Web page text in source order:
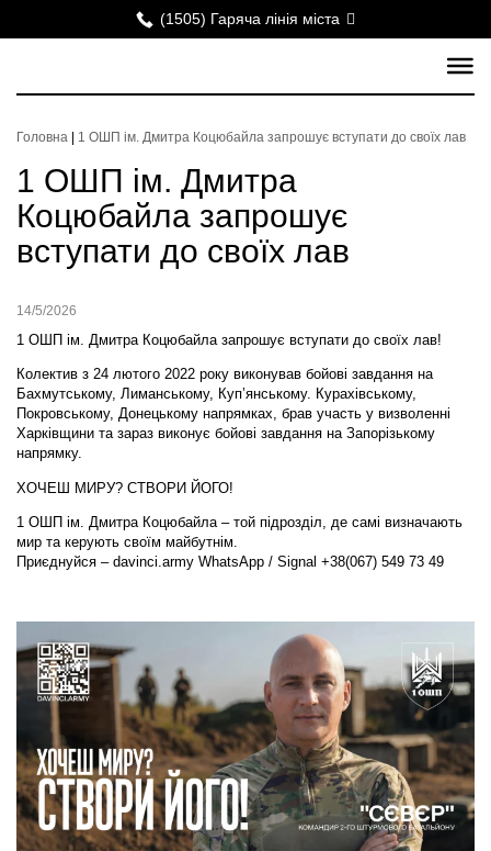
(1505) Гаряча лінія міста
Головна 1 ОШП ім. Дмитра Коцюбайла запрошує вступати до своїх лав
1 ОШП ім. Дмитра
Коцюбайла запрошує
вступати до своїх лав
14/5/2026
1 ОШП ім. Дмитра Коцюбайла запрошує вступати до своїх лав!
Колектив з 24 лютого 2022 року виконував бойові завдання на
Бахмутському, Лиманському, Куп’янському. Курахівському,
Покровському, Донецькому напрямках, брав участь у визволенні
Харківщини та зараз виконує бойові завдання на Запорізькому
напрямку.
ХОЧЕШ МИРУ? СТВОРИ ЙОГО!
1 ОШП ім. Дмитра Коцюбайла – той підрозділ, де самі визначають
мир та керують своїм майбутнім.
Приєднуйся – davinci.army WhatsApp / Signal +38(067) 549 73 49